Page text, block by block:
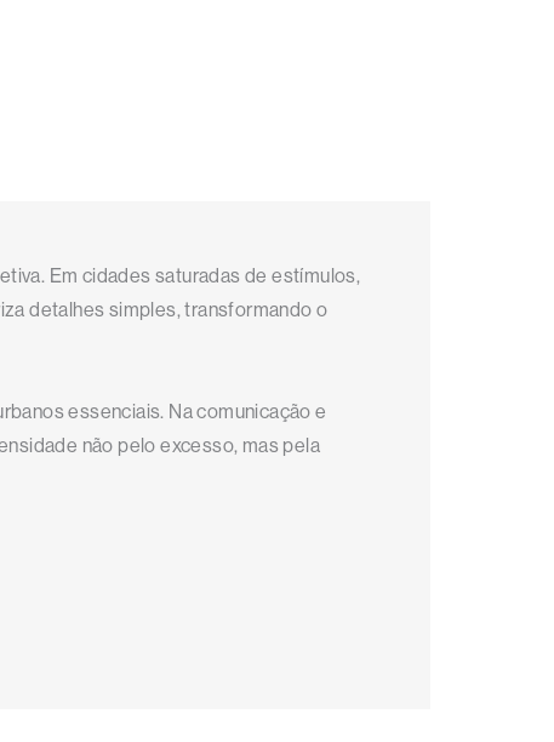
Em cidades saturadas de estímulos,
detalhes simples, transformando o
essenciais. Na comunicação e
não pelo excesso, mas pela